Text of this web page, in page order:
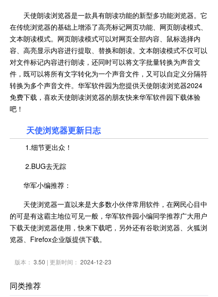
天使朗读浏览器是一款具有朗读功能的新型多功能浏览器。它
在传统浏览器的基础上增添了高亮标记网页功能、网页朗读模式、
文本朗读模式。网页朗读模式可以对网页全部内容、鼠标选择内
容、高亮显示内容进行提取、替换和朗读。文本朗读模式不仅可以
对文件标记内容进行朗读，还同时可以将文字批量转换为声音文
件，既可以将所有文字转化为一个声音文件，又可以自定义分隔符
转换为多个声音文件。华军软件园为您提供天使朗读浏览器2024
免费下载，喜欢天使朗读浏览器的朋友快来华军软件园下载体验
吧！
天使浏览器更新日志
1.细节更出众！
2.BUG去无踪
华军小编推荐：
天使浏览器一直以来是大多数小伙伴常用软件，在网民心目中
的可是有这霸主地位可见一般，华军软件园小编同学推荐广大用户
下载天使浏览器使用，快来下载吧，另外还有谷歌浏览器、火狐浏
览器、Firefox企业版提供下载。
版本： 3.50 | 更新时间： 2024-12-23
同类推荐